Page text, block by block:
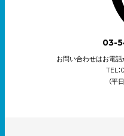
03-
お問い合わせはお電話
TEL
（平